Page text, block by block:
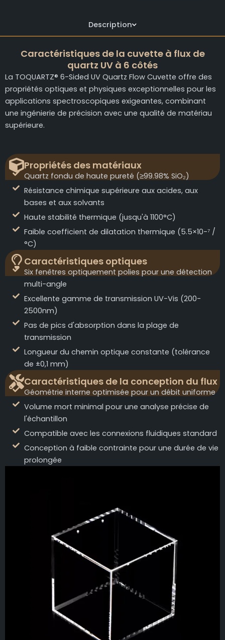
Description
Caractéristiques de la cuvette à flux de
quartz UV à 6 côtés
La TOQUARTZ® 6-Sided UV Quartz Flow Cuvette offre des
propriétés optiques et physiques exceptionnelles pour les
applications spectroscopiques exigeantes, combinant
une ingénierie de précision avec une qualité de matériau
supérieure.
Propriétés des matériaux
Quartz fondu de haute pureté (≥99.98% SiO₂)
Résistance chimique supérieure aux acides, aux
bases et aux solvants
Haute stabilité thermique (jusqu'à 1100°C)
Faible coefficient de dilatation thermique (5.5×10-⁷ /
°C)
Caractéristiques optiques
Six fenêtres optiquement polies pour une détection
multi-angle
Excellente gamme de transmission UV-Vis (200-
2500nm)
Pas de pics d'absorption dans la plage de
transmission
Longueur du chemin optique constante (tolérance
de ±0,1 mm)
Caractéristiques de la conception du flux
Géométrie interne optimisée pour un débit uniforme
Volume mort minimal pour une analyse précise de
l'échantillon
Compatible avec les connexions fluidiques standard
Conception à faible contrainte pour une durée de vie
prolongée